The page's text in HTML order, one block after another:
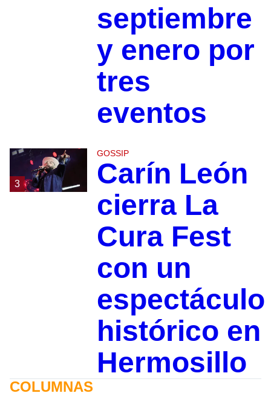
septiembre
y enero por
tres
eventos
3
GOSSIP
Carín León
cierra La
Cura Fest
con un
espectáculo
histórico en
Hermosillo
COLUMNAS